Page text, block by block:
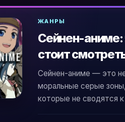
ЖАНРЫ
Сейнен-аниме:
стоит
Сейнен-аниме — это
моральные серые
которые не сводятся